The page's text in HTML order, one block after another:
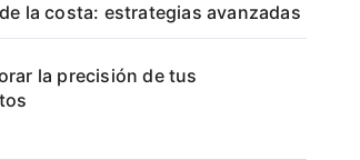
la costa: estrategias avanzadas
la precisión de tus